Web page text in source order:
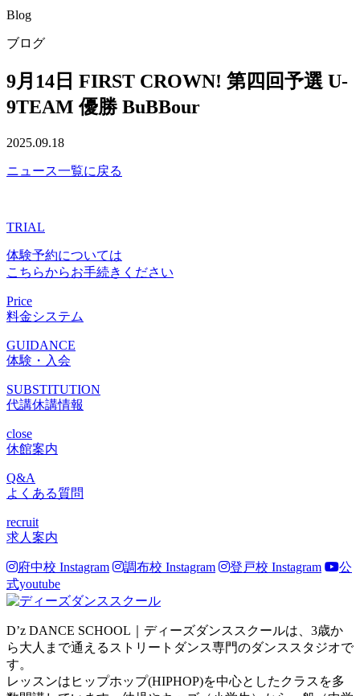
Blog
ブログ
9月14日 FIRST CROWN! 第四回予選 U-
9TEAM 優勝 BuBBour
2025.09.18
ニュース一覧に戻る
TRIAL
体験予約については
こちらからお手続きください
Price
料金システム
GUIDANCE
体験・入会
SUBSTITUTION
代講休講情報
close
休館案内
Q&A
よくある質問
recruit
求人案内
府中校 Instagram 調布校 Instagram 登戸校 Instagram
公
式youtube
D’z DANCE SCHOOL｜ディーズダンススクールは、3歳か
ら大人まで通えるストリートダンス専門のダンススタジオで
す。
レッスンはヒップホップ(HIPHOP)を中心としたクラスを多